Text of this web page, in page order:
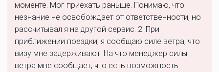
моменте. Мог приехать раньше. Понимаю, что
незнание не освобождает от ответственности, но
рассчитывал я на другой сервис. 2. При
приближении поездки, я сообщаю силе ветра, что
визу мне задерживают. На что менеджер силы
ветра мне сообщает, что есть возможность